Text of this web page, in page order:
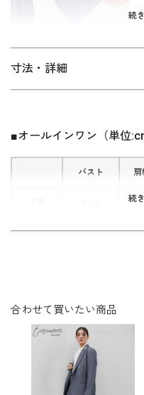
ニュアンスカラーを楽しめ
続
寸法・詳細
続
■オールインワン（単位
バスト 肩
9号 96.0
15号 109.0
表地：ポリエス
裏地：ポリエス
合わせて買いたい商品